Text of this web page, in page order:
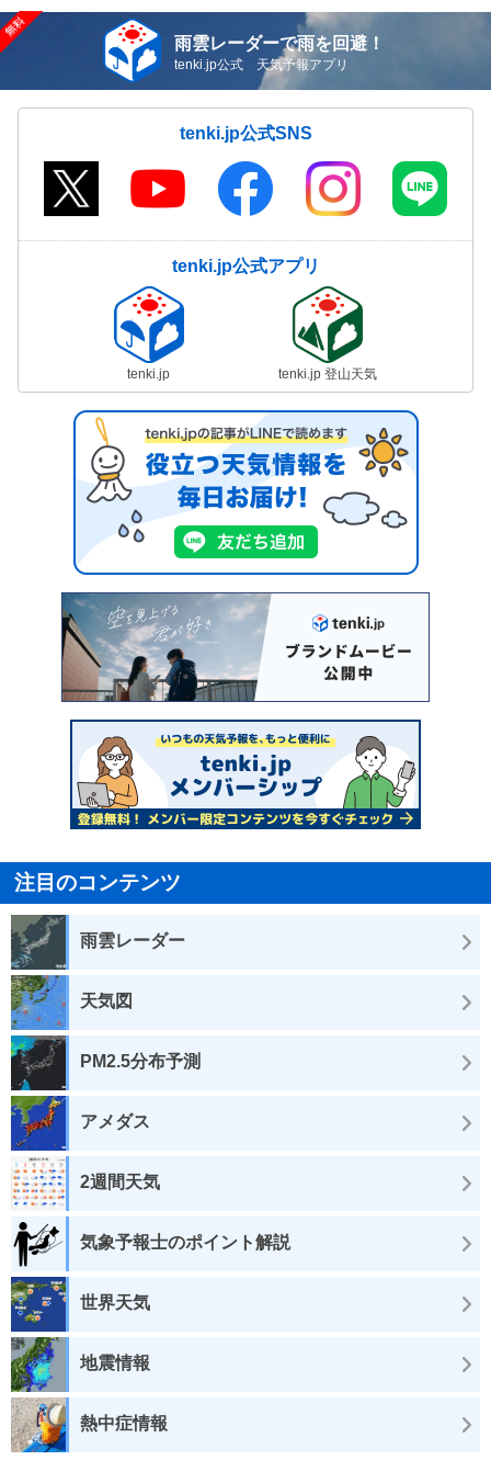
雨雲レーダーで雨を回避！
tenki.jp公式 天気予報アプリ
tenki.jp公式SNS
tenki.jp公式アプリ
tenki.jp tenki.jp 登山天気
注目のコンテンツ
雨雲レーダー
天気図
PM2.5分布予測
アメダス
2週間天気
気象予報士のポイント解説
世界天気
地震情報
熱中症情報